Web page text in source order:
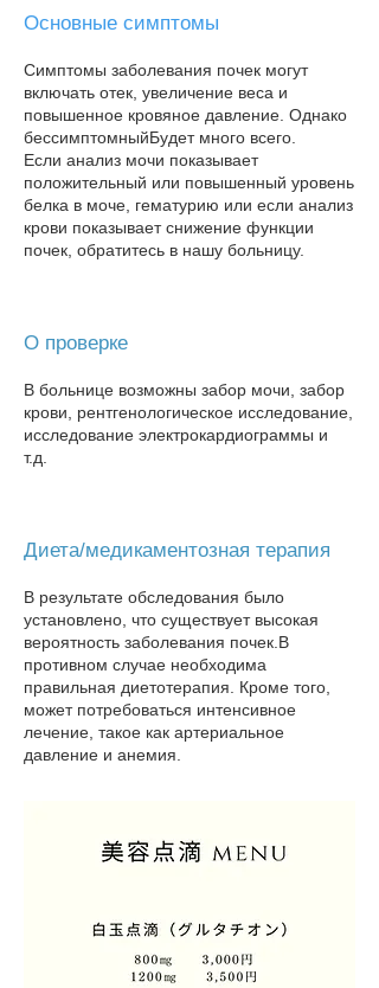
Основные симптомы
Симптомы заболевания почек могут
включать отек, увеличение веса и
повышенное кровяное давление. Однако
бессимптомныйБудет много всего.
Если анализ мочи показывает
положительный или повышенный уровень
белка в моче, гематурию или если анализ
крови показывает снижение функции
почек, обратитесь в нашу больницу​.
О проверке
В больнице возможны забор мочи, забор
крови, рентгенологическое исследование,
исследование электрокардиограммы и
т.д.
Диета/медикаментозная терапия
В результате обследования было
установлено, что существует высокая
вероятность заболевания почек. В
противном случае необходима
правильная диетотерапия. Кроме того,
может потребоваться интенсивное
лечение, такое как артериальное
давление и анемия.